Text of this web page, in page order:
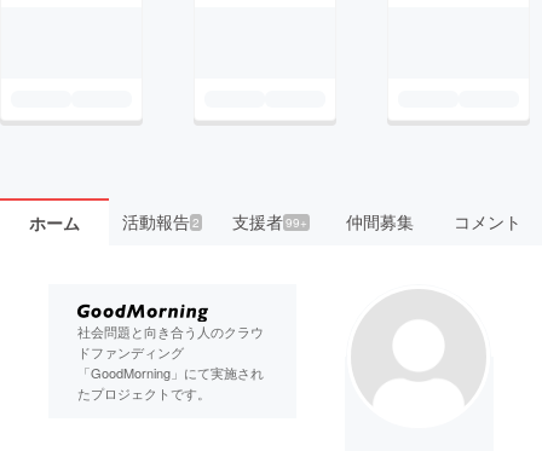
ホーム 活動報告2 支援者99+ 仲間募集 コメント
社会問題と向き合う人のクラウ
ドファンディング
「GoodMorning」にて実施され
たプロジェクトです。